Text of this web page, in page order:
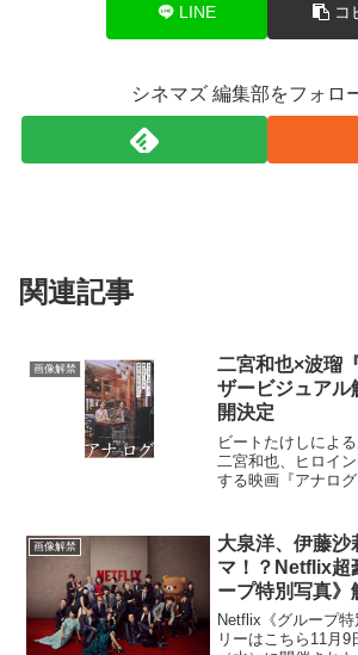
LINE コ
シネマズ 編集部をフォロ
関連記事
画像解禁
二宮和也×波瑠
ザービジュアル
開決定
ビートたけしによ
二宮和也、ヒロイ
する映画『アナログ
とみゆきが出会う喫
曜日”にしか会えな
画像解禁
大泉洋、伊藤沙
マ！？Netflix超
ープ特別写真》
Netflix《グループ
リーはこちら11月9